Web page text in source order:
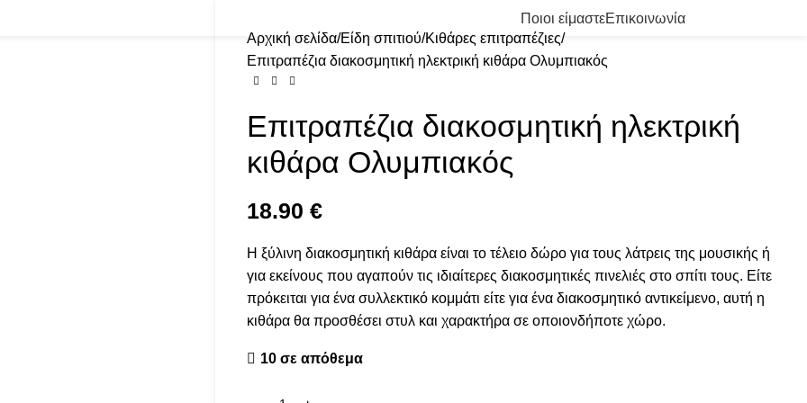
Ποιοι είμαστεΕπικοινωνία
Αρχική σελίδα Είδη σπιτιού Κιθάρες επιτραπέζιες
Επιτραπέζια διακοσμητική ηλεκτρική κιθάρα Ολυμπιακός
Επιτραπέζια διακοσμητική ηλεκτρική
κιθάρα Ολυμπιακός
18.90 €
Η ξύλινη διακοσμητική κιθάρα είναι το τέλειο δώρο για τους λάτρεις της μουσικής ή
για εκείνους που αγαπούν τις ιδιαίτερες διακοσμητικές πινελιές στο σπίτι τους. Είτε
πρόκειται για ένα συλλεκτικό κομμάτι είτε για ένα διακοσμητικό αντικείμενο, αυτή η
κιθάρα θα προσθέσει στυλ και χαρακτήρα σε οποιονδήποτε χώρο.
10 σε απόθεμα